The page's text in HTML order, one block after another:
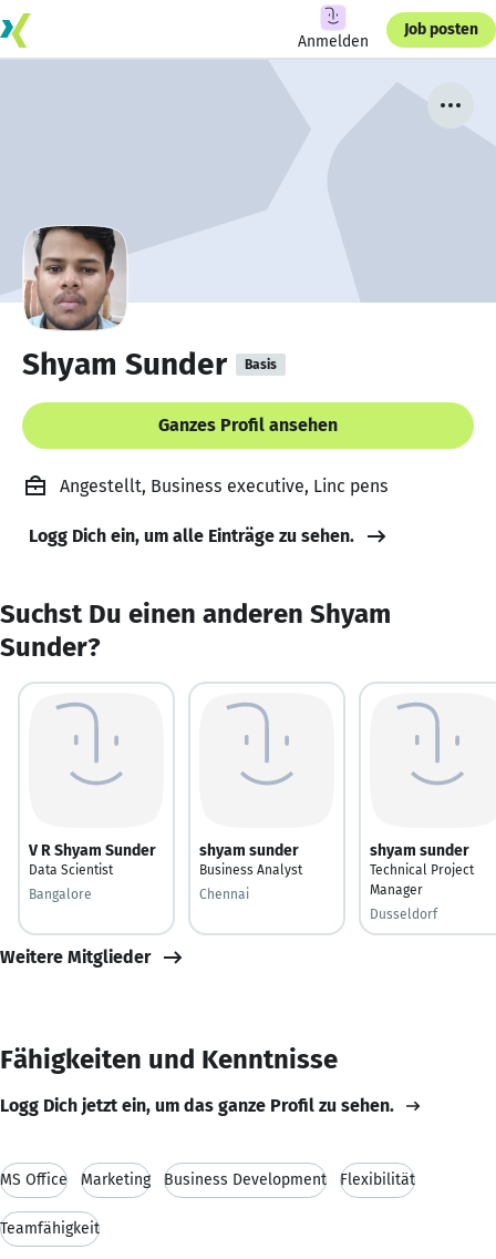
Anmelden
Job posten
Shyam Sunder Basis
Ganzes Profil ansehen
Angestellt, Business executive, Linc pens
Logg Dich ein, um alle Einträge zu sehen.
Suchst Du einen anderen Shyam
Sunder?
V R Shyam Sunder
Data Scientist
Bangalore
shyam sunder
Business Analyst
Chennai
shyam sunder
Technical Project
Manager
Dusseldorf
Weitere Mitglieder
Fähigkeiten und Kenntnisse
Logg Dich jetzt ein, um das ganze Profil zu sehen.
MS Office Marketing Business Development Flexibilität
Teamfähigkeit